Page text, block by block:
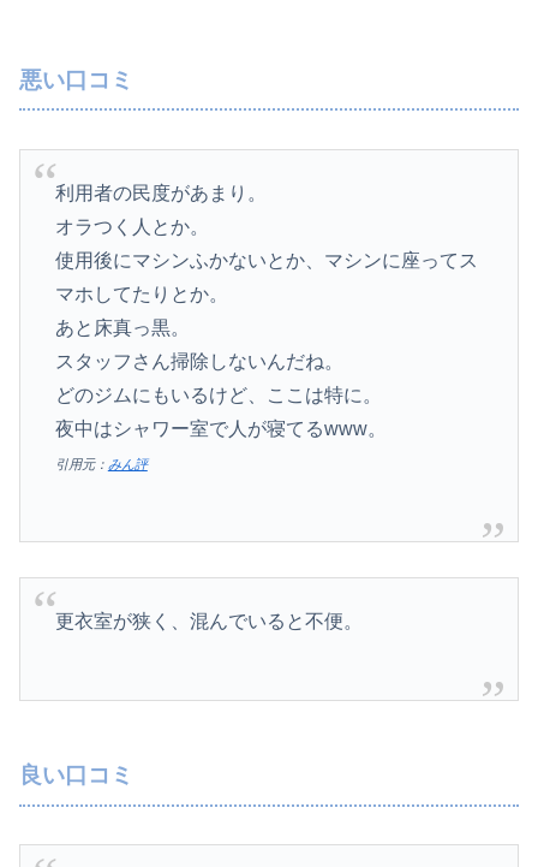
悪い口コミ
利用者の民度があまり。
オラつく人とか。
使用後にマシンふかないとか、マシンに座ってス
マホしてたりとか。
あと床真っ黒。
スタッフさん掃除しないんだね。
どのジムにもいるけど、ここは特に。
夜中はシャワー室で人が寝てるwww。
引用元： みん評
更衣室が狭く、混んでいると不便。
良い口コミ